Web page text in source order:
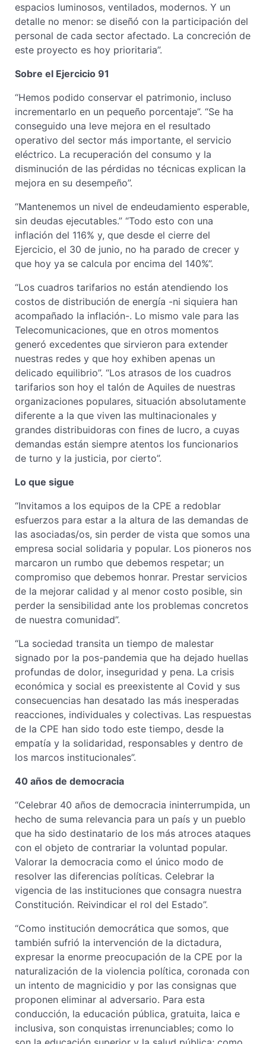
espacios luminosos, ventilados, modernos. Y un
detalle no menor: se diseñó con la participación del
personal de cada sector afectado. La concreción de
este proyecto es hoy prioritaria”.
Sobre el Ejercicio 91
“Hemos podido conservar el patrimonio, incluso
incrementarlo en un pequeño porcentaje”. “Se ha
conseguido una leve mejora en el resultado
operativo del sector más importante, el servicio
eléctrico. La recuperación del consumo y la
disminución de las pérdidas no técnicas explican la
mejora en su desempeño”.
“Mantenemos un nivel de endeudamiento esperable,
sin deudas ejecutables.” “Todo esto con una
inflación del 116% y, que desde el cierre del
Ejercicio, el 30 de junio, no ha parado de crecer y
que hoy ya se calcula por encima del 140%”.
“Los cuadros tarifarios no están atendiendo los
costos de distribución de energía -ni siquiera han
acompañado la inflación-. Lo mismo vale para las
Telecomunicaciones, que en otros momentos
generó excedentes que sirvieron para extender
nuestras redes y que hoy exhiben apenas un
delicado equilibrio”. “Los atrasos de los cuadros
tarifarios son hoy el talón de Aquiles de nuestras
organizaciones populares, situación absolutamente
diferente a la que viven las multinacionales y
grandes distribuidoras con fines de lucro, a cuyas
demandas están siempre atentos los funcionarios
de turno y la justicia, por cierto”.
Lo que sigue
“Invitamos a los equipos de la CPE a redoblar
esfuerzos para estar a la altura de las demandas de
las asociadas/os, sin perder de vista que somos una
empresa social solidaria y popular. Los pioneros nos
marcaron un rumbo que debemos respetar; un
compromiso que debemos honrar. Prestar servicios
de la mejorar calidad y al menor costo posible, sin
perder la sensibilidad ante los problemas concretos
de nuestra comunidad”.
“La sociedad transita un tiempo de malestar
signado por la pos-pandemia que ha dejado huellas
profundas de dolor, inseguridad y pena. La crisis
económica y social es preexistente al Covid y sus
consecuencias han desatado las más inesperadas
reacciones, individuales y colectivas. Las respuestas
de la CPE han sido todo este tiempo, desde la
empatía y la solidaridad, responsables y dentro de
los marcos institucionales”.
40 años de democracia
“Celebrar 40 años de democracia ininterrumpida, un
hecho de suma relevancia para un país y un pueblo
que ha sido destinatario de los más atroces ataques
con el objeto de contrariar la voluntad popular.
Valorar la democracia como el único modo de
resolver las diferencias políticas. Celebrar la
vigencia de las instituciones que consagra nuestra
Constitución. Reivindicar el rol del Estado”.
“Como institución democrática que somos, que
también sufrió la intervención de la dictadura,
expresar la enorme preocupación de la CPE por la
naturalización de la violencia política, coronada con
un intento de magnicidio y por las consignas que
proponen eliminar al adversario. Para esta
conducción, la educación pública, gratuita, laica e
inclusiva, son conquistas irrenunciables; como lo